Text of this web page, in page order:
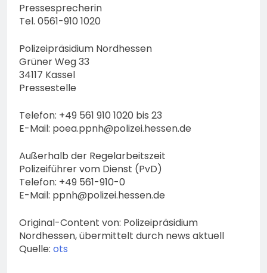
Pressesprecherin
Tel. 0561-910 1020
Polizeipräsidium Nordhessen
Grüner Weg 33
34117 Kassel
Pressestelle
Telefon: +49 561 910 1020 bis 23
E-Mail: poea.ppnh@polizei.hessen.de
Außerhalb der Regelarbeitszeit
Polizeiführer vom Dienst (PvD)
Telefon: +49 561-910-0
E-Mail: ppnh@polizei.hessen.de
Original-Content von: Polizeipräsidium
Nordhessen, übermittelt durch news aktuell
Quelle: ots